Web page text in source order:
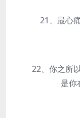
21、最心痛
22、你之所以
是你